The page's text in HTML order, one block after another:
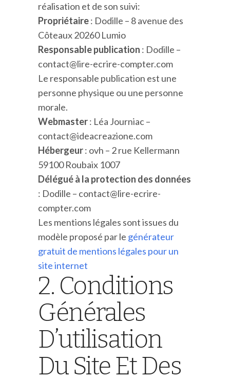
réalisation et de son suivi:
Propriétaire: Dodille – 8 avenue des
Côteaux 20260 Lumio
Responsable publication : Dodille –
contact@lire-ecrire-compter.com
Le responsable publication est une
personne physique ou une personne
morale.
Webmaster: Léa Journiac –
contact@ideacreazione.com
Hébergeur: ovh – 2 rue Kellermann
59100 Roubaix 1007
Délégué à la protection des données
: Dodille – contact@lire-ecrire-
compter.com
Les mentions légales sont issues du
modèle proposé par le générateur
gratuit de mentions légales pour un
site internet
2. Conditions
Générales
D’utilisation
Du Site Et Des